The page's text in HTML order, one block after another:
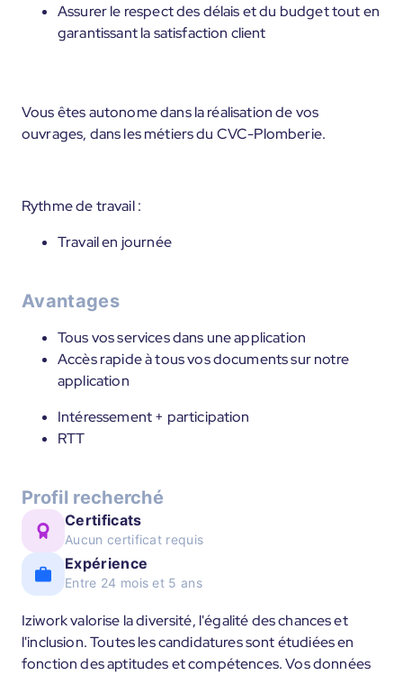
Assurer le respect des délais et du budget tout en
garantissant la satisfaction client
Vous êtes autonome dans la réalisation de vos
ouvrages, dans les métiers du CVC-Plomberie.
Rythme de travail :
Travail en journée
Avantages
Tous vos services dans une application
Accès rapide à tous vos documents sur notre
application
Intéressement + participation
RTT
Profil recherché
Certificats
Aucun certificat requis
Expérience
Entre 24 mois et 5 ans
Iziwork valorise la diversité, l'égalité des chances et
l'inclusion. Toutes les candidatures sont étudiées en
fonction des aptitudes et compétences. Vos données